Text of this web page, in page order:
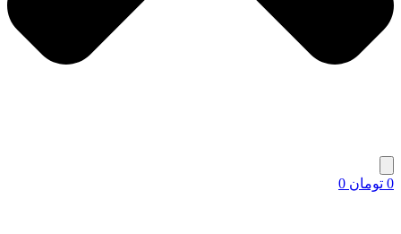
0 تومان 0